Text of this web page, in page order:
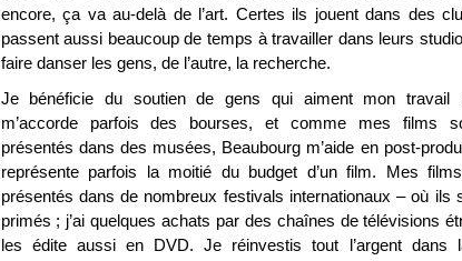
encore, ça va au-delà de l’art. Certes ils jouent dans des
passent aussi beaucoup de temps à travailler dans leurs
faire danser les gens, de l’autre, la recherche.
Je bénéficie du soutien de gens qui aiment mon travail
m’accorde parfois des bourses, et comme mes films
présentés dans des musées, Beaubourg m’aide en post-
représente parfois la moitié du budget d’un film. Mes
présentés dans de nombreux festivals internationaux – où ils
primés ; j’ai quelques achats par des chaînes de télévisions
les édite aussi en DVD. Je réinvestis tout l’argent dans